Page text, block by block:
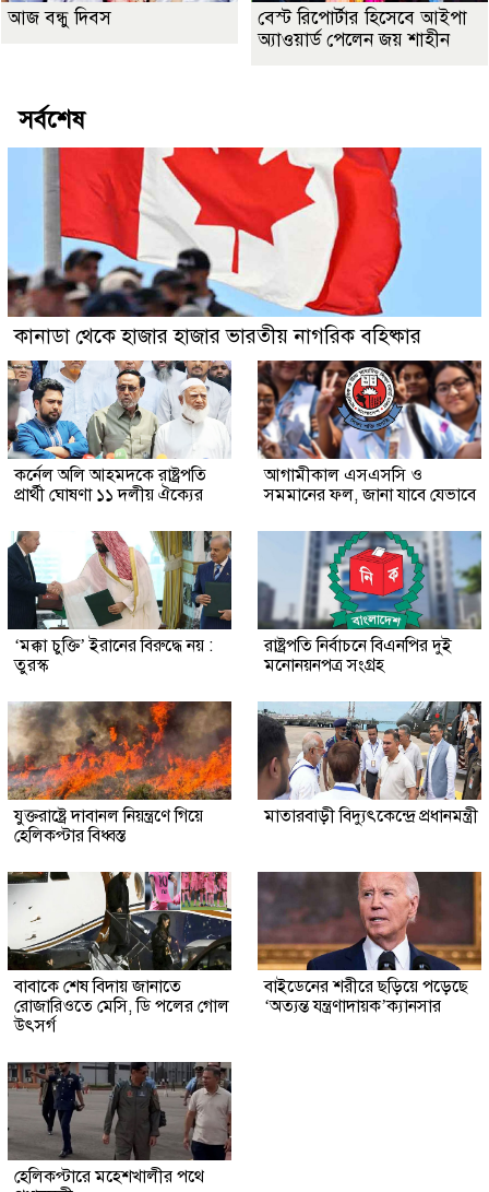
আজ বন্ধু দিবস
বেস্ট রিপোর্টার হিসেবে আইপা
অ্যাওয়ার্ড পেলেন জয় শাহীন
সর্বশেষ
কানাডা থেকে হাজার হাজার ভারতীয় নাগরিক বহিষ্কার
কর্নেল অলি আহমদকে রাষ্ট্রপতি
প্রার্থী ঘোষণা ১১ দলীয় ঐক্যের
আগামীকাল এসএসসি ও
সমমানের ফল, জানা যাবে যেভাবে
‘মক্কা চুক্তি’ ইরানের বিরুদ্ধে নয় :
তুরস্ক
রাষ্ট্রপতি নির্বাচনে বিএনপির দুই
মনোনয়নপত্র সংগ্রহ
যুক্তরাষ্ট্রে দাবানল নিয়ন্ত্রণে গিয়ে
হেলিকপ্টার বিধ্বস্ত
মাতারবাড়ী বিদ্যুৎকেন্দ্রে প্রধানমন্ত্রী
বাবাকে শেষ বিদায় জানাতে
রোজারিওতে মেসি, ডি পলের গোল
উৎসর্গ
বাইডেনের শরীরে ছড়িয়ে পড়েছে
‘অত্যন্ত যন্ত্রণাদায়ক’ক্যানসার
হেলিকপ্টারে মহেশখালীর পথে